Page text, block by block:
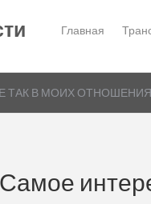
Главная
ТАК В МОИХ
Самое